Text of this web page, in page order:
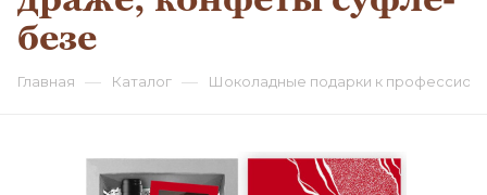
безе
Главная — Каталог — Шоколадные подарки к